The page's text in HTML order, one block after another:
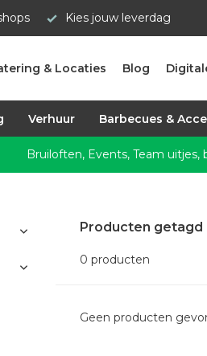
Kies jouw leverdag
& Locaties Blog
Verhuur Barbecues &
Bruiloften, Events, Team uitjes,
Producten
0 producten
Geen producten